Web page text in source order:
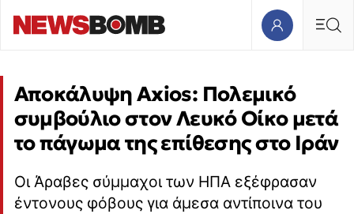
Αποκάλυψη Axios: Πολεμικό
συμβούλιο στον Λευκό Οίκο μετά
το πάγωμα της επίθεσης στο Ιράν
Οι Άραβες σύμμαχοι των ΗΠΑ εξέφρασαν
έντονους φόβους για άμεσα αντίποινα του